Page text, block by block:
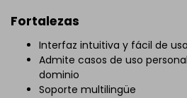
Fortalezas
Interfaz intuitiva y fácil de
Admite casos de uso
dominio
Soporte multilingüe